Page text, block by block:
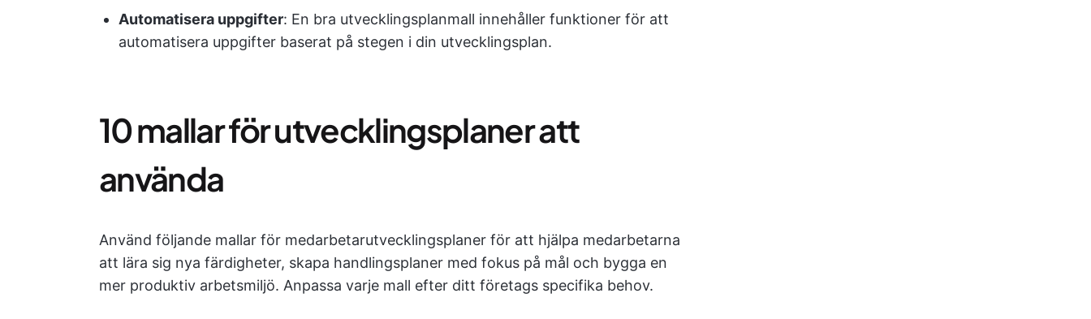
Automatisera uppgifter: En bra utvecklingsplanmall innehåller funktioner för att
automatisera uppgifter baserat på stegen i din utvecklingsplan.
10 mallar för utvecklingsplaner att
använda
Använd följande mallar för medarbetarutvecklingsplaner för att hjälpa medarbetarna
att lära sig nya färdigheter, skapa handlingsplaner med fokus på mål och bygga en
mer produktiv arbetsmiljö. Anpassa varje mall efter ditt företags specifika behov.